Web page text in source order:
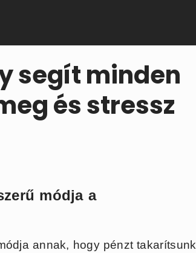
segít minden
és stressz
módja a
annak, hogy pénzt takarítsunk